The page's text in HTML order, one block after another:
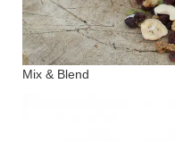
Mix & Blend